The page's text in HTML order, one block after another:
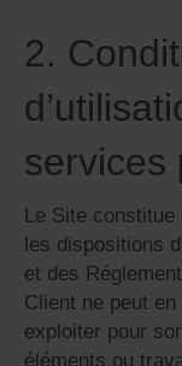
2.
services
Le Site
les dispositions
et des
Client ne peut
exploiter pour
éléments ou